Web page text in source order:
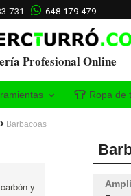
731 648 179 479
Profesional Online
Ropa de
Barbacoas
y